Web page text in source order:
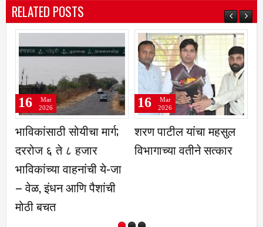
RELATED POSTS
सोयीचा मार्ग;
८ हजार
वाहनांची ये-जा
आणि पैशांची
शरण पाटील यांचा महसुल
विभागाच्या वतीने सत्कार
16
Mar
2026
इंडिया वादो
फेडेरेशनच्या
16
Mar
2026